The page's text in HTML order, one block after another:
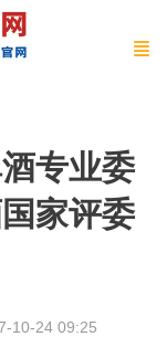
专业委
家评委
10-24 09:25